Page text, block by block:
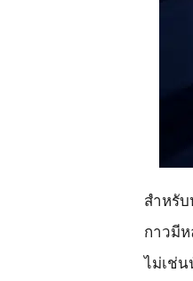
สำหรั
กาวมีห
ไม่เช่น